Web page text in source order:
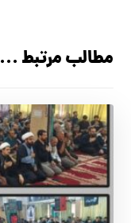
مطالب مرتبط ...